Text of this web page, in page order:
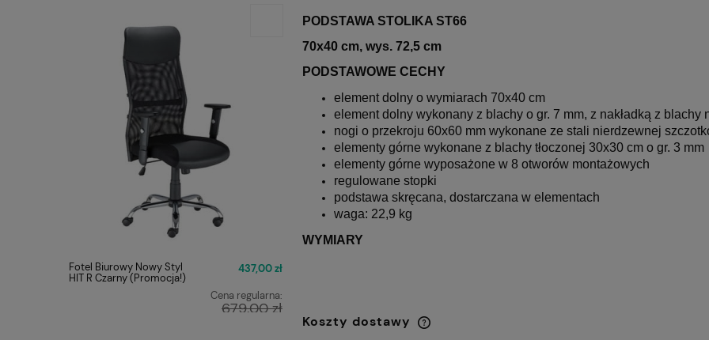
Fotel Biurowy Nowy Styl
HIT R Czarny (Promocja!)
437,00 zł
Cena regularna:
679,00 zł
PODSTAWA STOLIKA ST66
70x40 cm, wys. 72,5 cm
PODSTAWOWE CECHY
element dolny o wymiarach 70x40 cm
element dolny wykonany z blachy o gr. 7 mm, z nakładką z
nogi o przekroju 60x60 mm wykonane ze stali nierdzewnej
elementy górne wykonane z blachy tłoczonej 30x30 cm o gr. 3 mm
elementy górne wyposażone w 8 otworów montażowych
regulowane stopki
podstawa skręcana, dostarczana w elementach
waga: 22,9 kg
WYMIARY
Koszty dostawy